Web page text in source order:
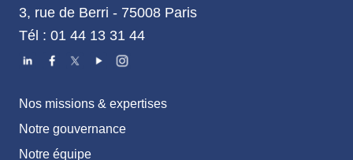
3, rue de Berri - 75008 Paris
Tél : 01 44 13 31 44
Nos missions & expertises
Notre gouvernance
Notre équipe